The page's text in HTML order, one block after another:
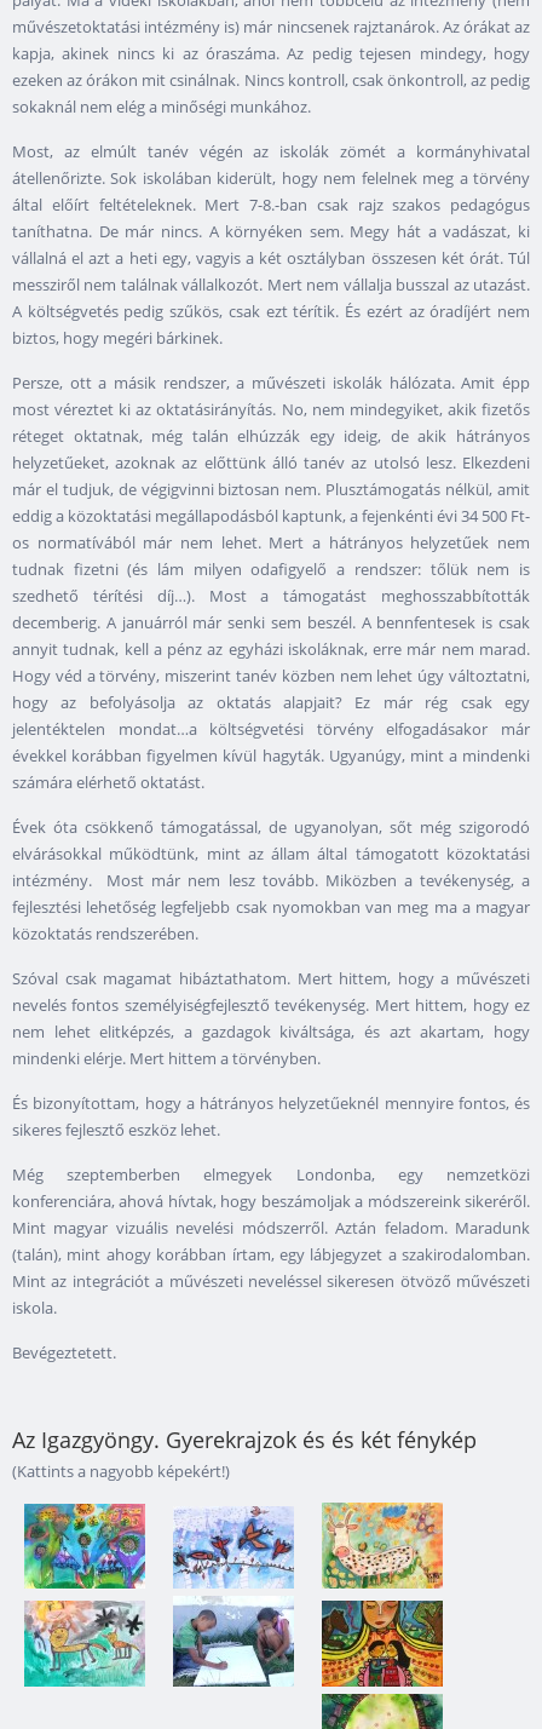
művészetoktatási intézmény is) már nincsenek rajztanárok. Az órákat az
kapja, akinek nincs ki az óraszáma. Az pedig tejesen mindegy, hogy
ezeken az órákon mit csinálnak. Nincs kontroll, csak önkontroll, az pedig
sokaknál nem elég a minőségi munkához.
Most, az elmúlt tanév végén az iskolák zömét a kormányhivatal
átellenőrizte. Sok iskolában kiderült, hogy nem felelnek meg a törvény
által előírt feltételeknek. Mert 7-8.-ban csak rajz szakos pedagógus
taníthatna. De már nincs. A környéken sem. Megy hát a vadászat, ki
vállalná el azt a heti egy, vagyis a két osztályban összesen két órát. Túl
messziről nem találnak vállalkozót. Mert nem vállalja busszal az utazást.
A költségvetés pedig szűkös, csak ezt térítik. És ezért az óradíjért nem
biztos, hogy megéri bárkinek.
Persze, ott a másik rendszer, a művészeti iskolák hálózata. Amit épp
most véreztet ki az oktatásirányítás. No, nem mindegyiket, akik fizetős
réteget oktatnak, még talán elhúzzák egy ideig, de akik hátrányos
helyzetűeket, azoknak az előttünk álló tanév az utolsó lesz. Elkezdeni
már el tudjuk, de végigvinni biztosan nem. Plusztámogatás nélkül, amit
eddig a közoktatási megállapodásból kaptunk, a fejenkénti évi 34 500 Ft-
os normatívából már nem lehet. Mert a hátrányos helyzetűek nem
tudnak fizetni (és lám milyen odafigyelő a rendszer: tőlük nem is
szedhető térítési díj…). Most a támogatást meghosszabbították
decemberig. A januárról már senki sem beszél. A bennfentesek is csak
annyit tudnak, kell a pénz az egyházi iskoláknak, erre már nem marad.
Hogy véd a törvény, miszerint tanév közben nem lehet úgy változtatni,
hogy az befolyásolja az oktatás alapjait? Ez már rég csak egy
jelentéktelen mondat…a költségvetési törvény elfogadásakor már
évekkel korábban figyelmen kívül hagyták. Ugyanúgy, mint a mindenki
számára elérhető oktatást.
Évek óta csökkenő támogatással, de ugyanolyan, sőt még szigorodó
elvárásokkal működtünk, mint az állam által támogatott közoktatási
intézmény. Most már nem lesz tovább. Miközben a tevékenység, a
fejlesztési lehetőség legfeljebb csak nyomokban van meg ma a magyar
közoktatás rendszerében.
Szóval csak magamat hibáztathatom. Mert hittem, hogy a művészeti
nevelés fontos személyiségfejlesztő tevékenység. Mert hittem, hogy ez
nem lehet elitképzés, a gazdagok kiváltsága, és azt akartam, hogy
mindenki elérje. Mert hittem a törvényben.
És bizonyítottam, hogy a hátrányos helyzetűeknél mennyire fontos, és
sikeres fejlesztő eszköz lehet.
Még szeptemberben elmegyek Londonba, egy nemzetközi
konferenciára, ahová hívtak, hogy beszámoljak a módszereink sikeréről.
Mint magyar vizuális nevelési módszerről. Aztán feladom. Maradunk
(talán), mint ahogy korábban írtam, egy lábjegyzet a szakirodalomban.
Mint az integrációt a művészeti neveléssel sikeresen ötvöző művészeti
iskola.
Bevégeztetett.
Az Igazgyöngy. Gyerekrajzok és és két fénykép
(Kattints a nagyobb képekért!)